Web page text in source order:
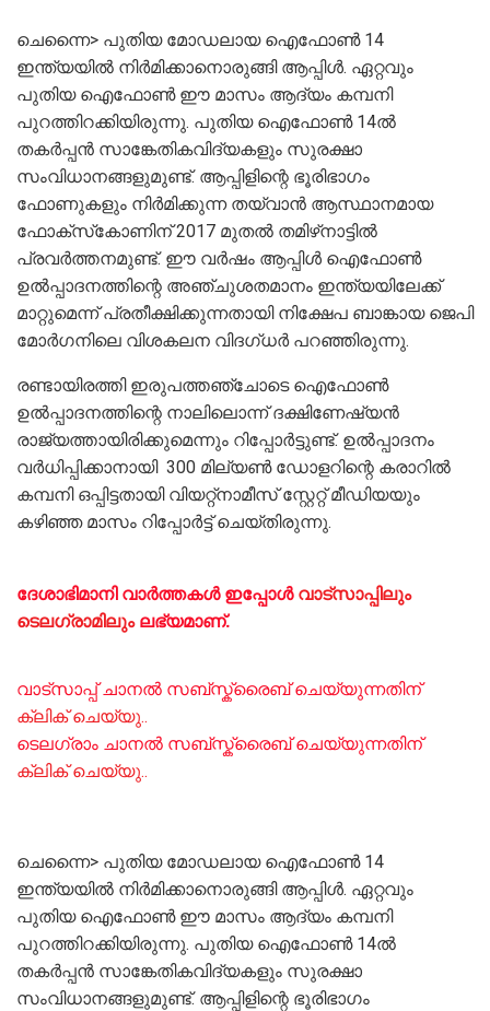
ചെന്നൈ> പുതിയ മോഡലായ ഐഫോൺ 14
ഇന്ത്യയിൽ നിർമിക്കാനൊരുങ്ങി ആപ്പിൾ. ഏറ്റവും
പുതിയ ഐഫോൺ ഈ മാസം ആദ്യം കമ്പനി
പുറത്തിറക്കിയിരുന്നു. പുതിയ ഐഫോൺ 14ൽ
തകർപ്പൻ സാങ്കേതികവിദ്യകളും സുരക്ഷാ
സംവിധാനങ്ങളുമുണ്ട്‌. ആപ്പിളിന്റെ ഭൂരിഭാഗം
ഫോണുകളും നിർമിക്കുന്ന തയ്‌വാൻ ആസ്ഥാനമായ
ഫോക്‌സ്‌കോണിന് 2017 മുതൽ തമിഴ്‌നാട്ടിൽ
പ്രവർത്തനമുണ്ട്. ഈ വർഷം ആപ്പിൾ ഐഫോൺ
ഉൽപ്പാദനത്തിന്റെ അഞ്ചുശതമാനം ഇന്ത്യയിലേക്ക്
മാറ്റുമെന്ന് പ്രതീക്ഷിക്കുന്നതായി നിക്ഷേപ ബാങ്കായ ജെപി
മോർഗനിലെ വിശകലന വിദഗ്ധ‌ർ പറഞ്ഞിരുന്നു.
രണ്ടായിരത്തി ഇരുപത്തഞ്ചോടെ ഐഫോൺ
ഉൽപ്പാദനത്തിന്റെ നാലിലൊന്ന് ദക്ഷിണേഷ്യൻ
രാജ്യത്തായിരിക്കുമെന്നും റിപ്പോർട്ടുണ്ട്‌. ഉൽപ്പാദനം
വർധിപ്പിക്കാനായി 300 മില്യൺ ഡോളറിന്റെ കരാറിൽ
കമ്പനി ഒപ്പിട്ടതായി വിയറ്റ്നാമീസ് സ്റ്റേറ്റ് മീഡിയയും
കഴിഞ്ഞ മാസം റിപ്പോർട്ട് ചെയ്‌തിരുന്നു.
ദേശാഭിമാനി വാർത്തകൾ ഇപ്പോള്‍ വാട്സാപ്പിലും
ടെലഗ്രാമിലും ലഭ്യമാണ്‌.
വാട്സാപ്പ് ചാനൽ സബ്സ്ക്രൈബ് ചെയ്യുന്നതിന്
ക്ലിക് ചെയ്യു..
ടെലഗ്രാം ചാനൽ സബ്സ്ക്രൈബ് ചെയ്യുന്നതിന്
ക്ലിക് ചെയ്യു..
ചെന്നൈ> പുതിയ മോഡലായ ഐഫോൺ 14
ഇന്ത്യയിൽ നിർമിക്കാനൊരുങ്ങി ആപ്പിൾ. ഏറ്റവും
പുതിയ ഐഫോൺ ഈ മാസം ആദ്യം കമ്പനി
പുറത്തിറക്കിയിരുന്നു. പുതിയ ഐഫോൺ 14ൽ
തകർപ്പൻ സാങ്കേതികവിദ്യകളും സുരക്ഷാ
സംവിധാനങ്ങളുമുണ്ട്‌. ആപ്പിളിന്റെ ഭൂരിഭാഗം